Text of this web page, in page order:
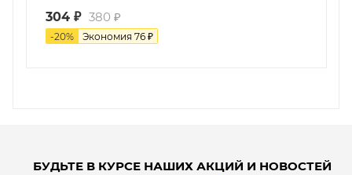
304 ₽ 380 ₽
-20% Экономия 76 ₽
БУДЬТЕ В КУРСЕ НАШИХ АКЦИЙ И НОВОСТЕЙ